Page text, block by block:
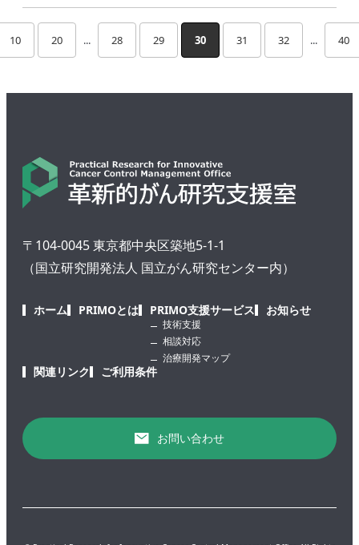
10 20 ... 28 29 30 31 32 ... 40
〒104-0045 東京都中央区築地5-1-1
（国立研究開発法人 国立がん研究センター内）
ホーム PRIMOとは PRIMO支援サービス
技術支援
相談対応
治療開発マップ
お知らせ
関連リンク ご利用条件
お問い合わせ